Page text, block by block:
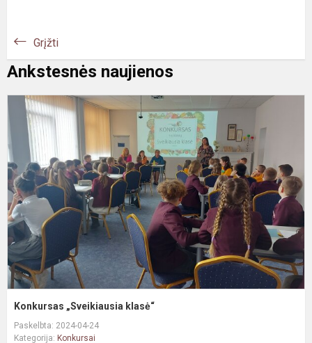
Grįžti
Ankstesnės naujienos
Konkursas „Sveikiausia klasė“
Paskelbta: 2024-04-24
Kategorija: Konkursai